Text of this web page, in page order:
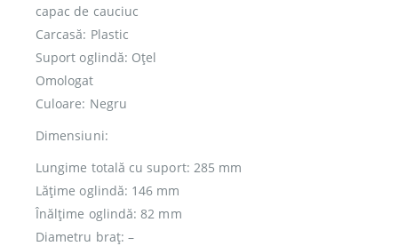
capac de cauciuc
Carcasă: Plastic
Suport oglindă: Oțel
Omologat
Culoare: Negru
Dimensiuni:
Lungime totală cu suport: 285 mm
Lățime oglindă: 146 mm
Înălțime oglindă: 82 mm
Diametru braț: –